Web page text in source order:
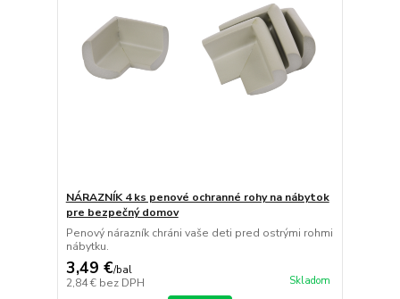
NÁRAZNÍK 4 ks penové ochranné rohy na nábytok
pre bezpečný domov
Penový nárazník chráni vaše deti pred ostrými rohmi
nábytku.
3,49 €/bal
2,84 € bez DPH Skladom